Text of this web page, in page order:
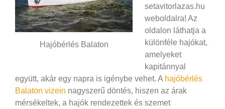
Hajóbérlés Balaton
setavitorlazas.hu
weboldalra! Az
oldalon láthatja a
különféle hajókat,
amelyeket
kapitánnyal
együtt, akár egy napra is igénybe vehet. A hajóbérlés
Balaton vizein nagyszerű döntés, hiszen az árak
mérsékeltek, a hajók rendezettek és szemet